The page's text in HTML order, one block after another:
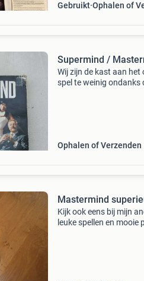
Gebruikt Ophalen of
Supermind /
Wij zijn de kast aan het
spel te weinig ondanks
Ophalen of Verzenden
Mastermind
Kijk ook eens bij mijn
leuke spellen en mooie